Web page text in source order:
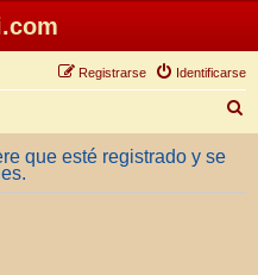
Identificarse
Registrarse
u
c
que esté registrado y se